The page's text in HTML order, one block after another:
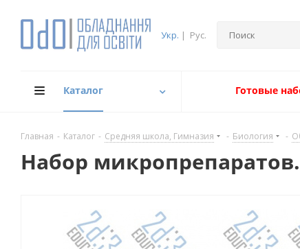
Укр. | Рус.
Каталог Готовые
Главная - Каталог - Средняя школа, Гимназия - Биология -
Набор